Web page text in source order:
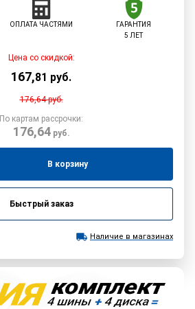
ОПЛАТА ЧАСТЯМИ
ГАРАНТИЯ
5 ЛЕТ
Цена со скидкой:
167,81 руб.
176,64руб.
По картам рассрочки:
176,64руб.
В корзину
Быстрый заказ
Наличие в магазинах